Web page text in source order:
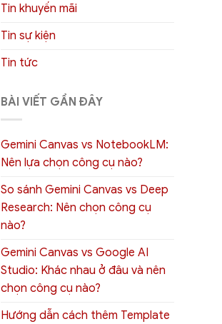
Tin khuyến mãi
Tin sự kiện
Tin tức
BÀI VIẾT GẦN ĐÂY
Gemini Canvas vs NotebookLM:
Nên lựa chọn công cụ nào?
So sánh Gemini Canvas vs Deep
Research: Nên chọn công cụ
nào?
Gemini Canvas vs Google AI
Studio: Khác nhau ở đâu và nên
chọn công cụ nào?
Hướng dẫn cách thêm Template